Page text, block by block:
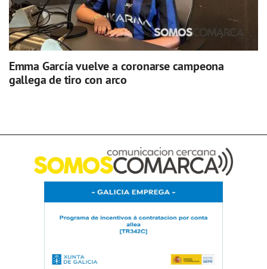
Emma García vuelve a coronarse campeona
gallega de tiro con arco